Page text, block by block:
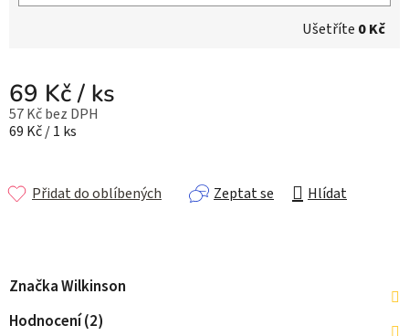
Ušetříte 0 Kč
69 Kč/ ks
57 Kč bez DPH
Měrná cena:
69 Kč / 1 ks
Zeptat se Hlídat
Přidat do oblíbených
ZnačkaWilkinson
Hodnocení (2)